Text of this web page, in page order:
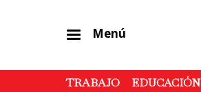
Menú
TRABAJO EDUCACIÓN